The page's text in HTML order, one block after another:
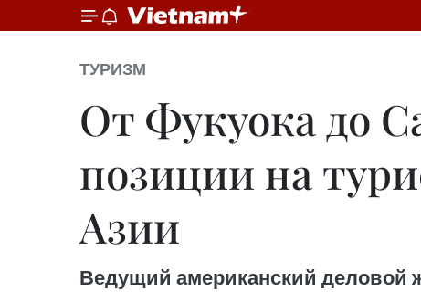
ТУРИЗМ
От Фукуока до
позиции на
Азии
Ведущий американский деловой